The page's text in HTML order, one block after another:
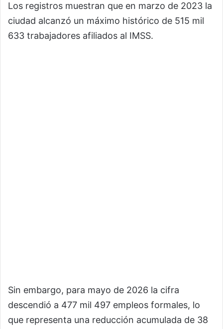
Los registros muestran que en marzo de 2023 la
ciudad alcanzó un máximo histórico de 515 mil
633 trabajadores afiliados al IMSS.
Sin embargo, para mayo de 2026 la cifra
descendió a 477 mil 497 empleos formales, lo
que representa una reducción acumulada de 38